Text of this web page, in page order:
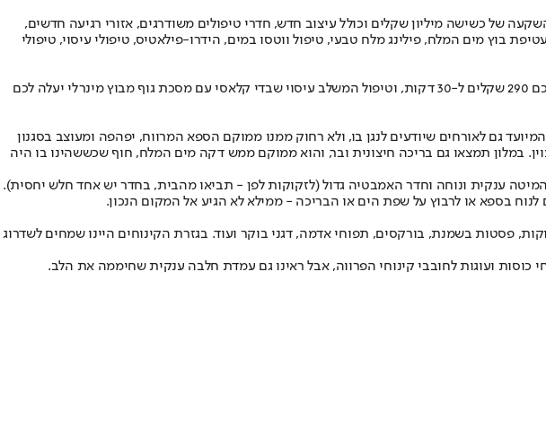
כשישה מיליון שקלים וכולל עיצוב חדש, חדרי טיפולים משודרגים, אזורי רגיעה חדשים,
בוץ מים המלח, פילינג מלח טבעי, טיפול ווטסו במים, הידרו-פילאטיס, טיפולי עיסוי, טיפולי
מחירי הטיפולים משתנים בהתאם לטיפול ולזמן. טיפול המכונה "ניסוך שמן על העין השלישית ועיסוי קרקפת ופנים" יעלה לכם 290 שקלים ל-30 דקות, וטיפול המשלב עיסוי שבדי קלאסי עם מסכת גוף מבוץ מינרלי יעלה לכם
פסנתר כנף המיועד גם לאורחים שיודעים לנגן בו, ולא רחוק ממנו ממוקם הספא המרווח, יפהפה ומעוצב בסגנון
במלון תמצאו גם בריכה חיצונית ובר, והוא ממוקם ממש דקה מים המלח, חוף שכששהינו בו היה
המיטה ענקית ונוחה וחדר האמבטיה גדול (לזקוקות לפן - תביאו מהבית, בחדר יש אחד חלש יחסית).
בספא או לרבוץ על שפת הים או הבריכה - ממילא לא הגיע אל המקום הנכון.
פסטות בשמנת, בורקסים, תפוחי אדמה, דגני בוקר ועוד. בגזרת הקינוחים היינו שמחים לשדרוג
כוסות ועוגות לחובבי קינוחי הפרווה, אבל ראינו גם עמדת חלבה ענקית שחיממה את הלב.